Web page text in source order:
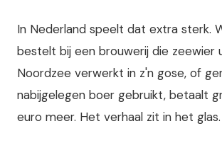
In Nederland speelt dat extra sterk.
bestelt bij een brouwerij die zeewier
Noordzee verwerkt in z'n gose, of
nabijgelegen boer gebruikt, betaalt
euro meer. Het verhaal zit in het glas.